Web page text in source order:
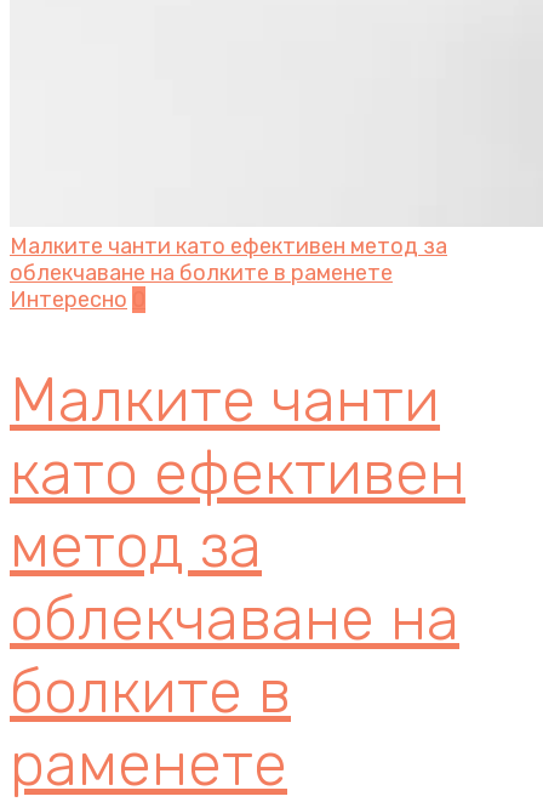
Малките чанти като ефективен метод за
облекчаване на болките в раменете
Интересно
Малките чанти
като ефективен
метод за
облекчаване на
болките в
раменете